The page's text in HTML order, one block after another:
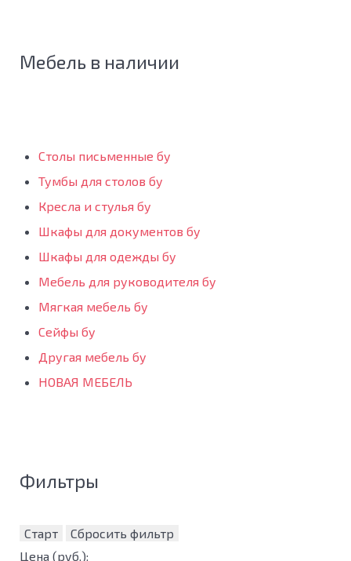
Мебель в наличии
Столы письменные бу
Тумбы для столов бу
Кресла и стулья бу
Шкафы для документов бу
Шкафы для одежды бу
Мебель для руководителя бу
Мягкая мебель бу
Сейфы бу
Другая мебель бу
НОВАЯ МЕБЕЛЬ
Фильтры
Старт
Сбросить фильтр
Цена (руб.):